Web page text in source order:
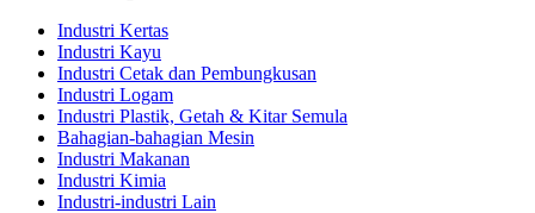
Industri Kertas
Industri Kayu
Industri Cetak dan Pembungkusan
Industri Logam
Industri Plastik, Getah & Kitar Semula
Bahagian-bahagian Mesin
Industri Makanan
Industri Kimia
Industri-industri Lain